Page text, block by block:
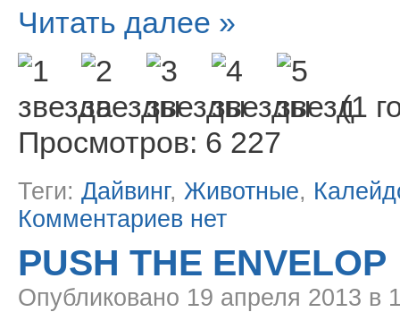
Читать далее »
(1
Просмотров: 6 227
Теги: Дайвинг, Животные,
Комментариев нет
PUSH THE ENVELOP
Опубликовано 19 апреля 2013 в